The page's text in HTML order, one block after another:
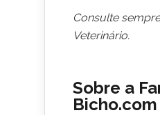
Consulte
Veterinário.
Sobre a
Bicho.com